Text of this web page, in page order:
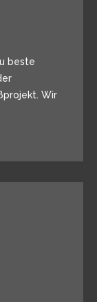
beste
Wir